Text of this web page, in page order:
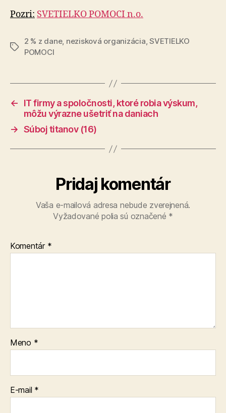
Pozri: SVETIELKO POMOCI n.o.
Značky
2 % z dane, nezisková organizácia,SVETIELKO
POMOCI
←
IT firmy a spoločnosti, ktoré robia výskum,
môžu výrazne ušetriť na daniach
→ Súboj titanov (16)
Pridaj komentár
Vaša e-mailová adresa nebude zverejnená.
Vyžadované polia sú označené *
Komentár *
Meno *
E-mail *